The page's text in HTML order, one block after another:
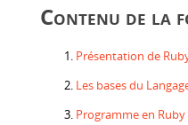
Contenu de la
Présentation de
Les bases du
Programme en Ruby